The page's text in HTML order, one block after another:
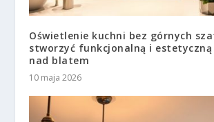
Oświetlenie kuchni bez górnych
stworzyć funkcjonalną i
nad blatem
10 maja 2026